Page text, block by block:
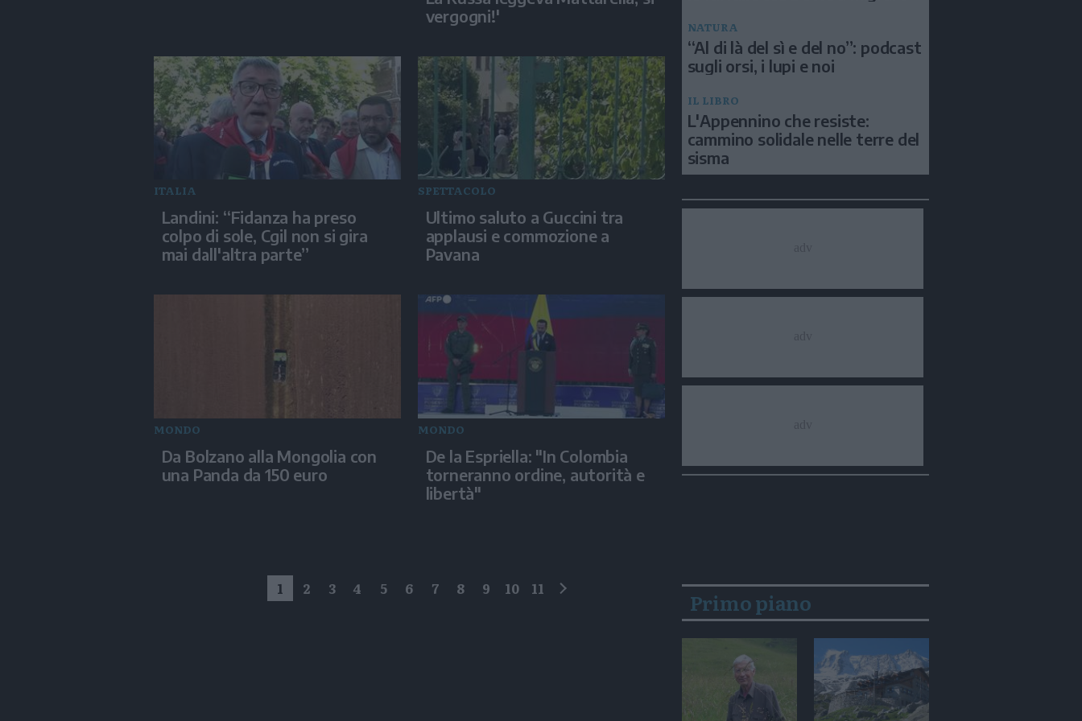
vergogni!'
ITALIA
Landini: “Fidanza ha preso
colpo di sole, Cgil non si gira
mai dall'altra parte”
SPETTACOLO
Ultimo saluto a Guccini tra
applausi e commozione a
Pavana
MONDO
Da Bolzano alla Mongolia con
una Panda da 150 euro
MONDO
De la Espriella: "In Colombia
torneranno ordine, autorità e
libertà"
1 2 3 4 5 6 7 8 9 10 11
NATURA
“Al di là del sì e del no”: podcast
sugli orsi, i lupi e noi
IL LIBRO
L'Appennino che resiste:
cammino solidale nelle terre del
sisma
Primo piano